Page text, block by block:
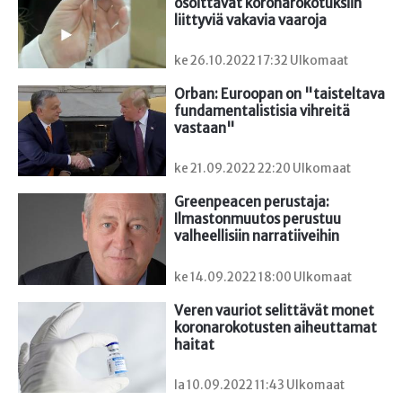
liittyviä vakavia vaaroja
ke 26.10.2022 17:32 Ulkomaat
Orban: Euroopan on "taisteltava
fundamentalistisia vihreitä
vastaan"
ke 21.09.2022 22:20 Ulkomaat
Greenpeacen perustaja:
Ilmastonmuutos perustuu
valheellisiin narratiiveihin
ke 14.09.2022 18:00 Ulkomaat
Veren vauriot selittävät monet
koronarokotusten aiheuttamat
haitat
la 10.09.2022 11:43 Ulkomaat